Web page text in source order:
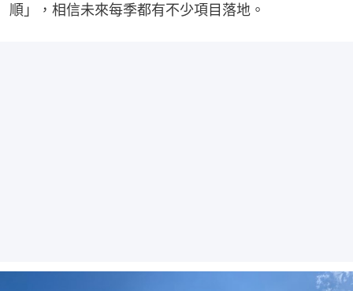
順」，相信未來每季都有不少項目落地。